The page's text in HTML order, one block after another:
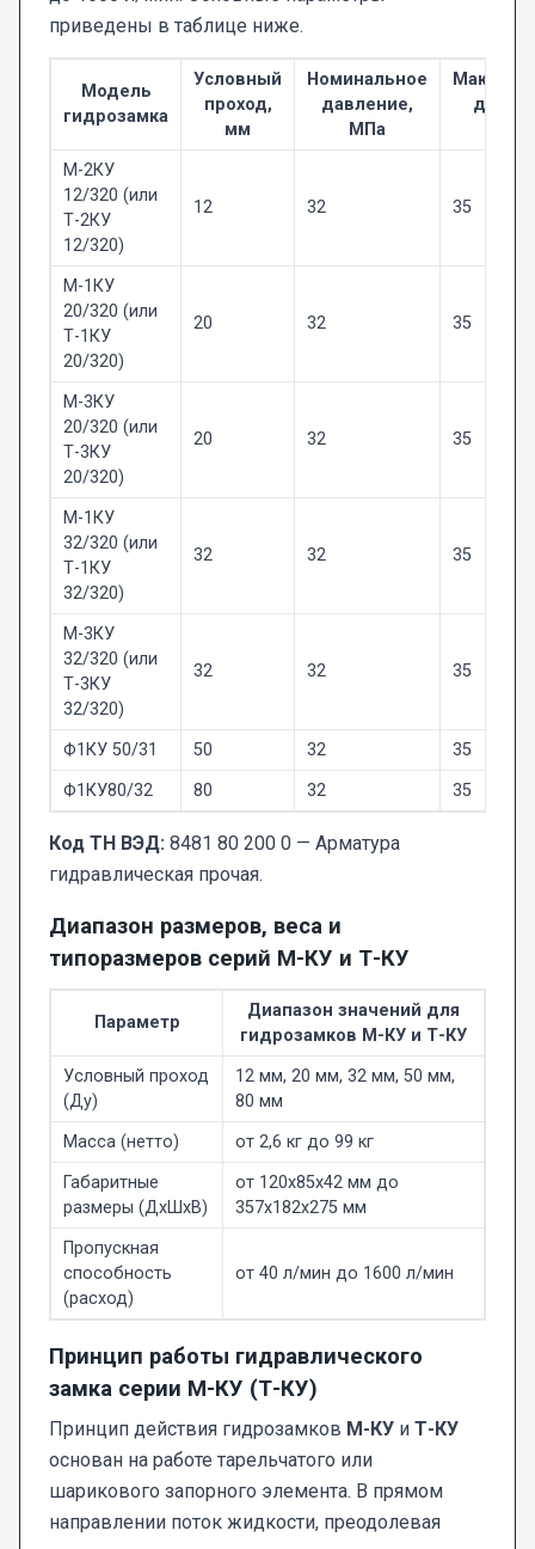
приведены в таблице ниже.
Модель
гидрозамка
Условный
проход,
мм
Номинальное
давление,
МПа
М-2КУ
12/320 (или
Т-2КУ
12/320)
12 32 35
М-1КУ
20/320 (или
Т-1КУ
20/320)
20 32 35
М-3КУ
20/320 (или
Т-3КУ
20/320)
20 32 35
М-1КУ
32/320 (или
Т-1КУ
32/320)
32 32 35
M-3КУ
32/320 (или
Т-3КУ
32/320)
32 32 35
Ф1КУ 50/31 50 32
35
Ф1КУ80/32
80 32 35
Код ТН ВЭД: 8481 80 200 0 — Арматура
гидравлическая прочая.
Диапазон размеров, веса и
типоразмеров серий М-КУ и Т-КУ
Параметр
Диапазон значений для
гидрозамков М-КУ и Т-КУ
Условный проход
(Ду)
12 мм, 20 мм, 32 мм, 50 мм,
80 мм
Масса (нетто)
от 2,6 кг до 99 кг
Габаритные
размеры (ДхШхВ)
от 120x85x42 мм до
357x182x275 мм
Пропускная
способность
(расход)
от 40 л/мин до 1600 л/мин
Принцип работы гидравлического
замка серии М-КУ (Т-КУ)
Принцип действия гидрозамков М-КУ и Т-КУ
основан на работе тарельчатого или
шарикового запорного элемента. В прямом
направлении поток жидкости, преодолевая